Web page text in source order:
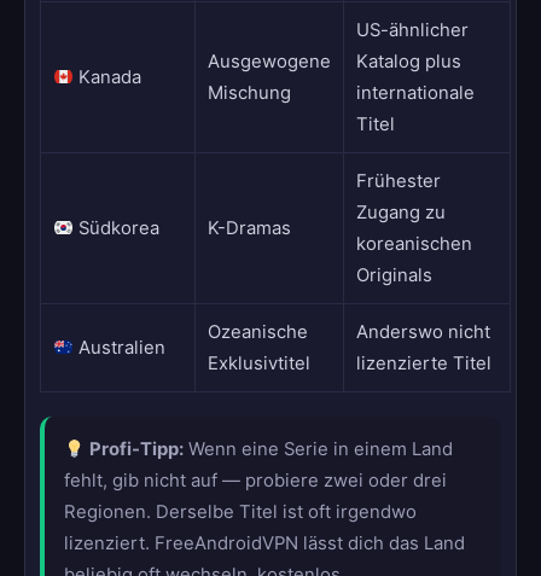
Kanada
Ausgewogene
Mischung
US-ähnlicher
Katalog plus
internationale
Titel
Südkorea K-Dramas
Frühester
Zugang zu
koreanischen
Originals
Australien
Ozeanische
Exklusivtitel
Anderswo nicht
lizenzierte Titel
Profi-Tipp:Wenn eine Serie in einem Land
fehlt, gib nicht auf — probiere zwei oder drei
Regionen. Derselbe Titel ist oft irgendwo
lizenziert. FreeAndroidVPN lässt dich das Land